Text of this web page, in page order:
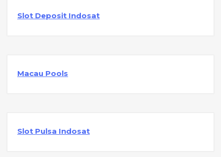
Slot Deposit Indosat
Macau Pools
Slot Pulsa Indosat